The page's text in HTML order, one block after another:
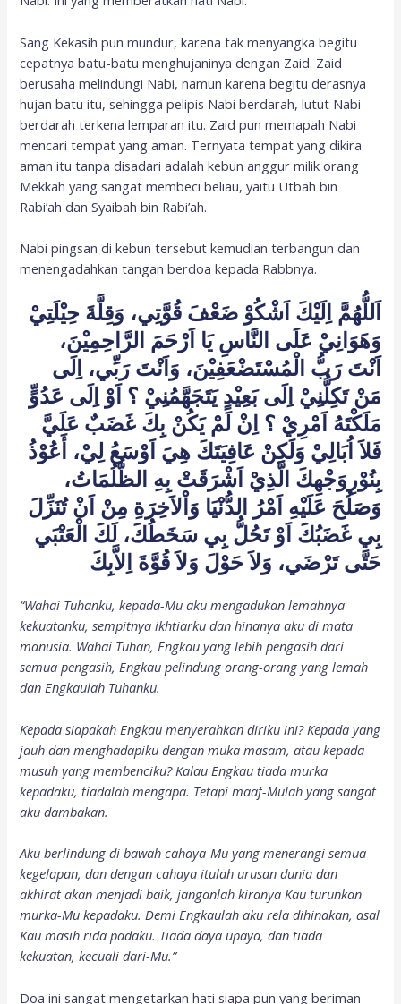
Sang Kekasih pun mundur, karena tak menyangka begitu
cepatnya batu-batu menghujaninya dengan Zaid. Zaid
berusaha melindungi Nabi, namun karena begitu derasnya
hujan batu itu, sehingga pelipis Nabi berdarah, lutut Nabi
berdarah terkena lemparan itu. Zaid pun memapah Nabi
mencari tempat yang aman. Ternyata tempat yang dikira
aman itu tanpa disadari adalah kebun anggur milik orang
Mekkah yang sangat membeci beliau, yaitu Utbah bin
Rabi’ah dan Syaibah bin Rabi’ah.
Nabi pingsan di kebun tersebut kemudian terbangun dan
menengadahkan tangan berdoa kepada Rabbnya.
اَللُّهُمَّ اِلَيْكَ اَشْكُوْ ضَعْفَ قُوَّتِي، وَقِلَّةَ حِيْلَتِيْ
وَهَوَانِيْ عَلَى النَّاسِ يَا اَرْحَمَ الرَّاحِمِيْنَ،
اَنْتَ رَبُّ الْمُسْتَضْعَفِيْنَ، وَاَنْتَ رَبِّي، اِلَى
مَنْ تَكِلُّنِيْ اِلَى بَعِيْدٍ يَتَجَهَّمُنِيْ ؟ اَوْ اِلَى عَدُوٍّ
مَلَكْتَهُ اَمْرِيْ ؟ اِنْ لَمْ يَكُنْ بِكَ غَضَبٌ عَلَيَّ
فَلاَ اُبَالِيْ وَلَكِنْ عَافِيَتَكَ هِيَ اَوْسَعُ لِيْ، أَعُوْذُ
بِنُوْرِوَجْهِكَ الَّذِيْ اَشْرَقَتْ بِهِ الظُّلُمَاتُ،
وَصَلُحَ عَلَيْهِ اَمْرُ الدُّنْيَا وَاْلاَخِرَةِ مِنْ اَنْ تُنَزِّلَ
بِي غَضَبُكَ اَوْ تَحُلُّ بِي سَخَطُكَ، لَكَ الْعَتْبَي
حَتَّى تَرْضَي، وَلاَ حَوْلَ وَلاَ قُوَّةَ اِلاَّبِكَ
“Wahai Tuhanku, kepada-Mu aku mengadukan lemahnya
kekuatanku, sempitnya ikhtiarku dan hinanya aku di mata
manusia. Wahai Tuhan, Engkau yang lebih pengasih dari
semua pengasih, Engkau pelindung orang-orang yang lemah
dan Engkaulah Tuhanku.
Kepada siapakah Engkau menyerahkan diriku ini? Kepada yang
jauh dan menghadapiku dengan muka masam, atau kepada
musuh yang membenciku? Kalau Engkau tiada murka
kepadaku, tiadalah mengapa. Tetapi maaf-Mulah yang sangat
aku dambakan.
Aku berlindung di bawah cahaya-Mu yang menerangi semua
kegelapan, dan dengan cahaya itulah urusan dunia dan
akhirat akan menjadi baik, janganlah kiranya Kau turunkan
murka-Mu kepadaku. Demi Engkaulah aku rela dihinakan, asal
Kau masih rida padaku. Tiada daya upaya, dan tiada
kekuatan, kecuali dari-Mu.”
Doa ini sangat mengetarkan hati siapa pun yang beriman